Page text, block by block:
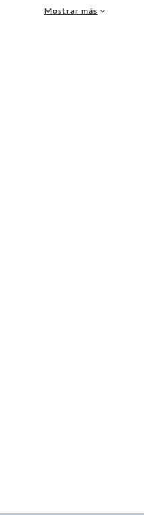
y renovación de espacios. ¡Visítanos
Mostrar más